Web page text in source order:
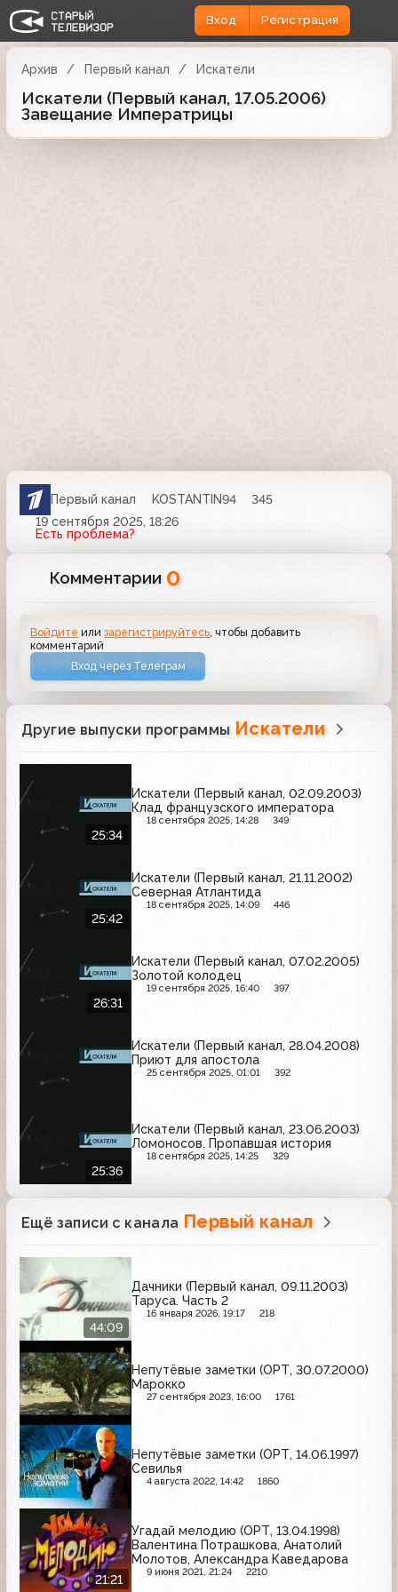
Вход Регистрация
Архив Первый канал Искатели
Искатели (Первый канал, 17.05.2006)
Завещание Императрицы
Первый канал KOSTANTIN94
345
19 сентября 2025, 18:26
Есть проблема?
Комментарии 0
Войдите илизарегистрируйтесь , чтобы добавить
комментарий
Вход через Телеграм
Другие выпуски программы Искатели
25:34
Искатели (Первый канал, 02.09.2003)
Клад французского императора
18 сентября 2025, 14:28 349
25:42
Искатели (Первый канал, 21.11.2002)
Северная Атлантида
18 сентября 2025, 14:09 446
26:31
Искатели (Первый канал, 07.02.2005)
Золотой колодец
19 сентября 2025, 16:40 397
Искатели (Первый канал, 28.04.2008)
Приют для апостола
25 сентября 2025, 01:01 392
25:36
Искатели (Первый канал, 23.06.2003)
Ломоносов. Пропавшая история
18 сентября 2025, 14:25 329
Ещё записи с канала Первый канал
44:09
Дачники (Первый канал, 09.11.2003)
Таруса. Часть 2
16 января 2026, 19:17 218
Непутёвые заметки (ОРТ, 30.07.2000)
Марокко
27 сентября 2023, 16:00 1761
Непутёвые заметки (ОРТ, 14.06.1997)
Севилья
4 августа 2022, 14:42 1860
21:21
Угадай мелодию (ОРТ, 13.04.1998)
Валентина Потрашкова, Анатолий
Молотов, Александра Каведарова
9 июня 2021, 21:24 2210